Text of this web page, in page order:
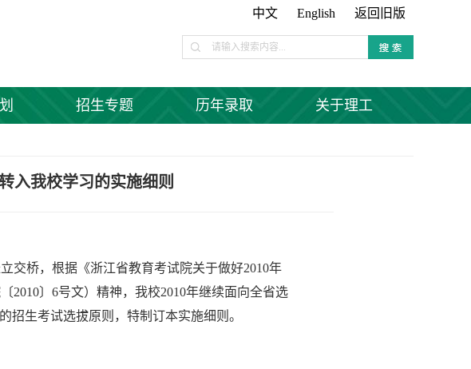
中文 English 返回旧版
招生专题 历年录取 关于理工
入我校学习的实施细则
交桥，根据《浙江省教育考试院关于做好2010年
2010〕 6号文）精神，我校2010年继续面向全省选
招生考试选拔原则，特制订本实施细则。